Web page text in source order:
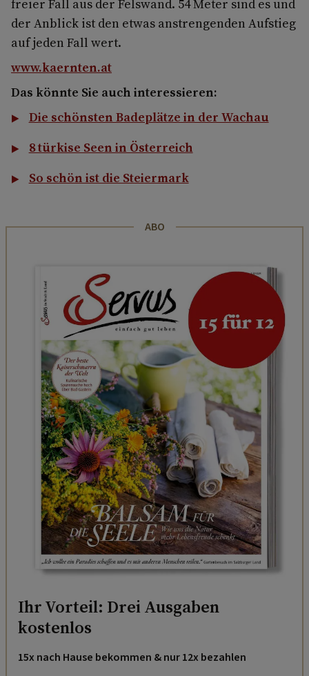
freier Fall aus der Felswand. 54 Meter sind es und
der Anblick ist den etwas anstrengenden Aufstieg
auf jeden Fall wert.
www.kaernten.at
Das könnte Sie auch interessieren:
Die schönsten Badeplätze in der Wachau
8 türkise Seen in Österreich
So schön ist die Steiermark
ABO
Ihr Vorteil: Drei Ausgaben
kostenlos
15x nach Hause bekommen & nur 12x bezahlen